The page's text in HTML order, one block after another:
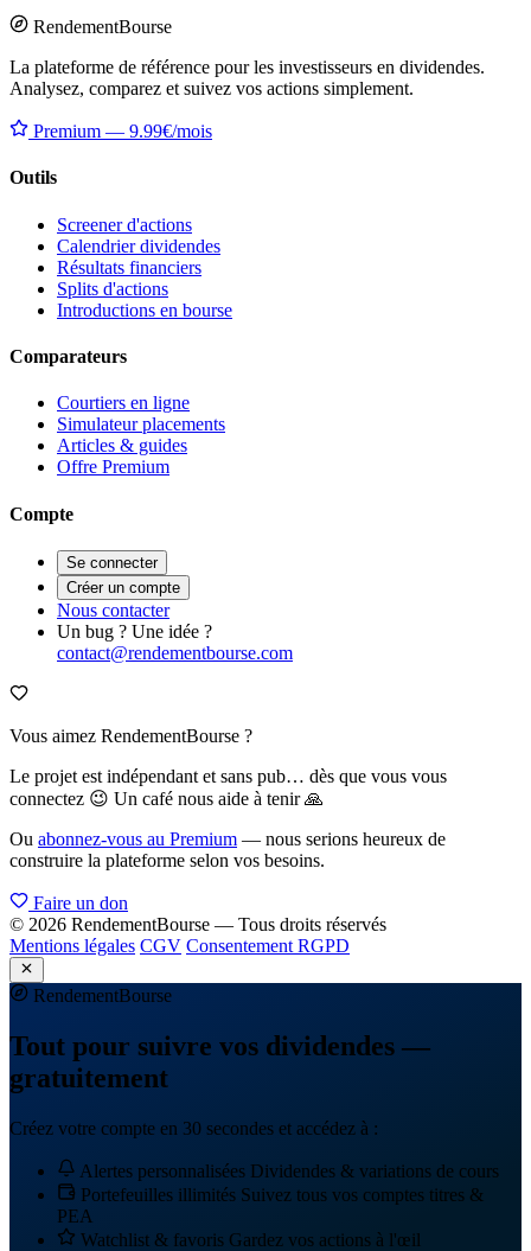
RendementBourse
La plateforme de référence pour les investisseurs en dividendes.
Analysez, comparez et suivez vos actions simplement.
Premium — 9.99€/mois
Outils
Screener d'actions
Calendrier dividendes
Résultats financiers
Splits d'actions
Introductions en bourse
Comparateurs
Courtiers en ligne
Simulateur placements
Articles & guides
Offre Premium
Compte
Se connecter
Créer un compte
Nous contacter
Un bug ? Une idée ?
contact@rendementbourse.com
Vous aimez RendementBourse ?
Le projet est indépendant et sans pub… dès que vous vous
connectez 😉 Un café nous aide à tenir 🙏
Ou abonnez-vous au Premium — nous serions heureux de
construire la plateforme selon vos besoins.
Faire un don
© 2026 RendementBourse — Tous droits réservés
Mentions légales CGV Consentement RGPD
RendementBourse
Tout pour suivre vos dividendes —
gratuitement
Créez votre compte en 30 secondes et accédez à :
Alertes personnalisées Dividendes & variations de cours
Portefeuilles illimités Suivez tous vos comptes titres &
PEA
Watchlist & favoris Gardez vos actions à l'œil